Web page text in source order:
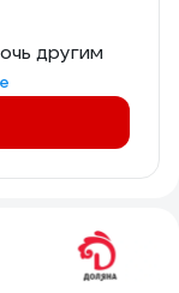
другим